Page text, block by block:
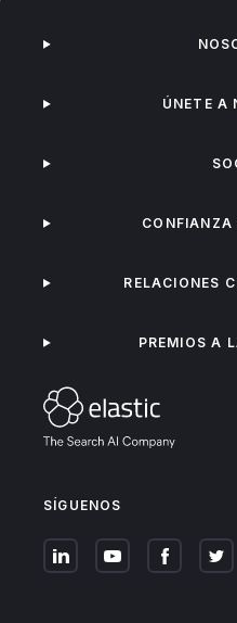
SÍGUENOS
ÚNETE A
CONFIANZA
RELACIONES
PREMIOS A